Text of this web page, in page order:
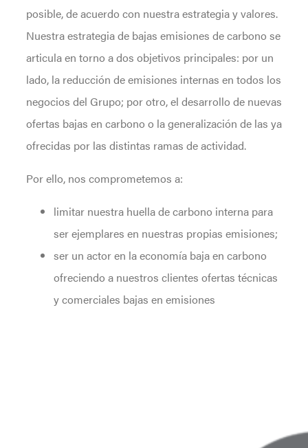
posible, de acuerdo con nuestra estrategia y valores.
Nuestra estrategia de bajas emisiones de carbono se
articula en torno a dos objetivos principales: por un
lado, la reducción de emisiones internas en todos los
negocios del Grupo; por otro, el desarrollo de nuevas
ofertas bajas en carbono o la generalización de las ya
ofrecidas por las distintas ramas de actividad.
Por ello, nos comprometemos a:
limitar nuestra huella de carbono interna para
ser ejemplares en nuestras propias emisiones;
ser un actor en la economía baja en carbono
ofreciendo a nuestros clientes ofertas técnicas
y comerciales bajas en emisiones